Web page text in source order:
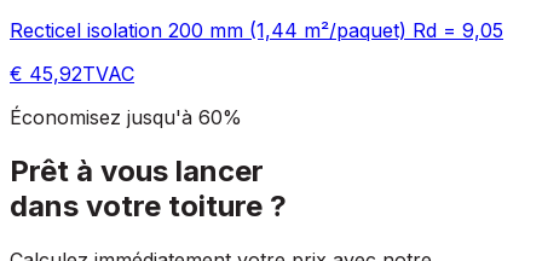
Recticel isolation 200 mm (1,44 m²/paquet) Rd = 9,05
€ 45,92TVAC
Économisez jusqu'à 60%
Prêt à vous lancer
dans votre toiture ?